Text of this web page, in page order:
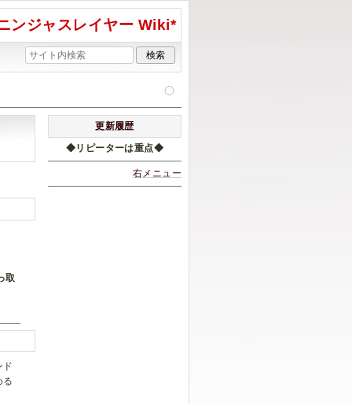
ンジャスレイヤー Wiki*
取
ド
る
更新履歴
◆リピーターは重点◆
右メニュー